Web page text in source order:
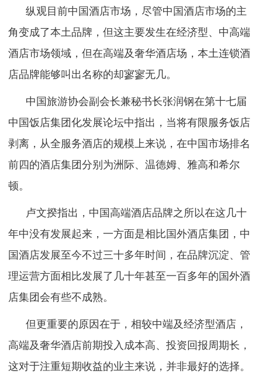
纵观目前中国酒店市场，尽管中国酒店市场的主
角变成了本土品牌，但这主要发生在经济型、中高端
酒店市场领域，但在高端及奢华酒店场，本土连锁酒
店品牌能够叫出名称的却寥寥无几。
中国旅游协会副会长兼秘书长张润钢在第十七届
中国饭店集团化发展论坛中指出，当将有限服务饭店
剥离，从全服务酒店的规模上来说，在中国市场排名
前四的酒店集团分别为洲际、温德姆、雅高和希尔
顿。
卢文揆指出，中国高端酒店品牌之所以在这几十
年中没有发展起来，一方面是相比国外酒店集团，中
国酒店发展至今不过三十多年时间，在品牌沉淀、管
理运营方面相比发展了几十年甚至一百多年的国外酒
店集团会有些不成熟。
但更重要的原因在于，相较中端及经济型酒店，
高端及奢华酒店前期投入成本高、投资回报周期长，
这对于注重短期收益的业主来说，并非最好的选择。